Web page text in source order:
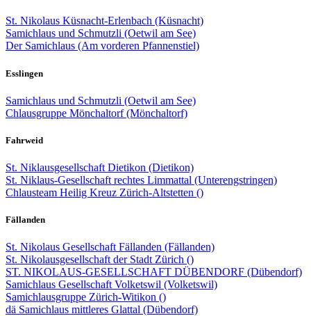
St. Nikolaus Küsnacht-Erlenbach (Küsnacht)
Samichlaus und Schmutzli (Oetwil am See)
Der Samichlaus (Am vorderen Pfannenstiel)
Esslingen
Samichlaus und Schmutzli (Oetwil am See)
Chlausgruppe Mönchaltorf (Mönchaltorf)
Fahrweid
St. Niklausgesellschaft Dietikon (Dietikon)
St. Niklaus-Gesellschaft rechtes Limmattal (Unterengstringen)
Chlausteam Heilig Kreuz Zürich-Altstetten ()
Fällanden
St. Nikolaus Gesellschaft Fällanden (Fällanden)
St. Nikolausgesellschaft der Stadt Zürich ()
ST. NIKOLAUS-GESELLSCHAFT DÜBENDORF (Dübendorf)
Samichlaus Gesellschaft Volketswil (Volketswil)
Samichlausgruppe Zürich-Witikon ()
dä Samichlaus mittleres Glattal (Dübendorf)